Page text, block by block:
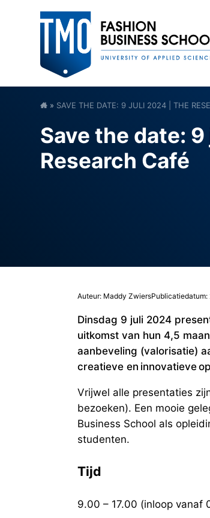
» SAVE THE DATE: 9 JULI 2024 | THE
Save the date:
Research Café
Auteur: Maddy ZwiersPublicatiedatum:
Dinsdag 9 juli 2024
uitkomst van hun 4,5
aanbeveling (valorisatie)
creatieve en innovatieve
Vrijwel alle presentaties
bezoeken). Een mooie
Business School als
studenten.
Tijd
9.00 – 17.00 (inloop vanaf